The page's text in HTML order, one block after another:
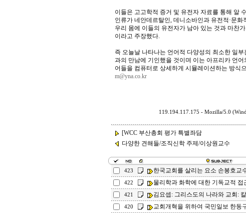
이들은 고고학적 증거 및 유전자 자료를 통해 알
인류가 네안데르탈인, 데니소바인과 유전적·문
우리 몸에 이들의 유전자가 남아 있는 것과 마찬
이라고 주장했다.
즉 오늘날 나타나는 언어적 다양성의 최소한 일
과의 만남에 기인했을 것이며 이는 아프리카 언
어들을 컴퓨터로 상세하게 시뮬레이션하는 방식
m@yna.co.kr
119.194.117.175 - Mozilla/5.0
[WCC 부산총회 평가 특별좌담
다양한 견해들/조직신학 주제/이상원교수
423 한국교회를 살리는 요소 손봉호교
422 물리학과 화학에 대한 기독교적 접
421 김요셉: 그리스도의 나라와 교회:
420 교회개혁을 위하여 국민일보 한동